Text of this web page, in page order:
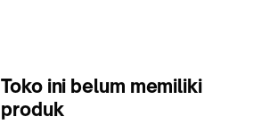
Toko ini belum memiliki
produk